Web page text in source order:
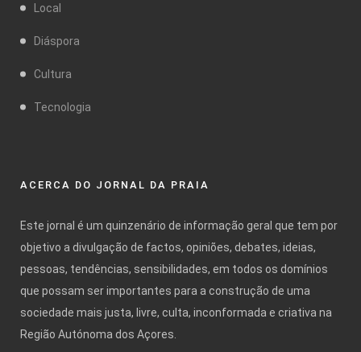
Local
Diáspora
Cultura
Tecnologia
ACERCA DO JORNAL DA PRAIA
Este jornal é um quinzenário de informação geral que tem por
objetivo a divulgação de factos, opiniões, debates, ideias,
pessoas, tendências, sensibilidades, em todos os domínios
que possam ser importantes para a construção de uma
sociedade mais justa, livre, culta, inconformada e criativa na
Região Autónoma dos Açores.